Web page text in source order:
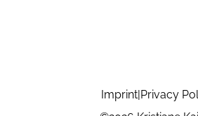
Imprint|Privacy